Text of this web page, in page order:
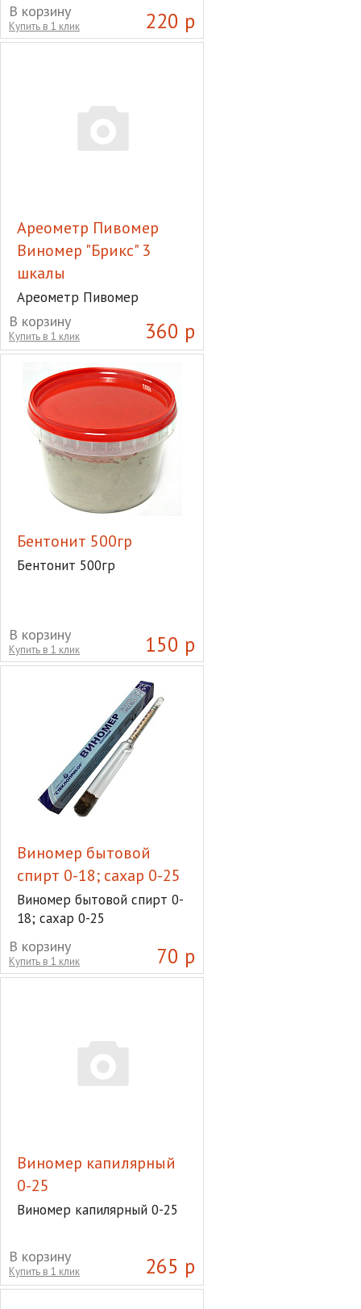
220 р
В корзину
Купить в 1 клик
Ареометр Пивомер
Виномер "Брикс" 3
шкалы
Ареометр Пивомер
Виномер "Брикс" 3 шкалы
360 р
В корзину
Купить в 1 клик
Бентонит 500гр
Бентонит 500гр
150 р
В корзину
Купить в 1 клик
Виномер бытовой
спирт 0-18; сахар 0-25
Виномер бытовой спирт 0-
18; сахар 0-25
70 р
В корзину
Купить в 1 клик
Виномер капилярный
0-25
Виномер капилярный 0-25
265 р
В корзину
Купить в 1 клик